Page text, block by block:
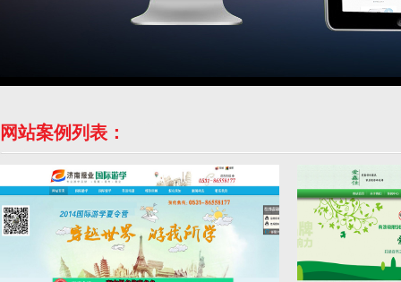
网站案例列表：